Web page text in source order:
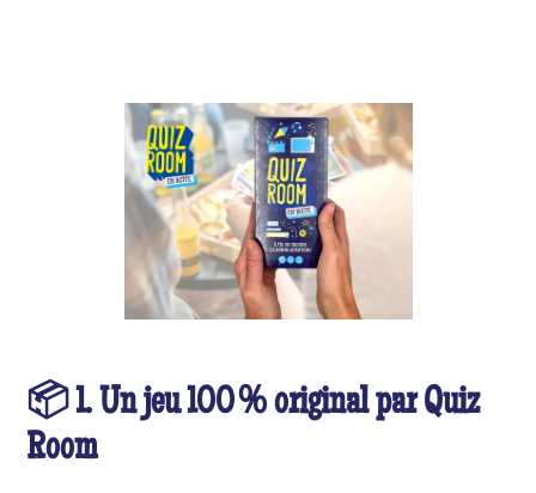
📦 1. Un jeu 100 % original par Quiz
Room